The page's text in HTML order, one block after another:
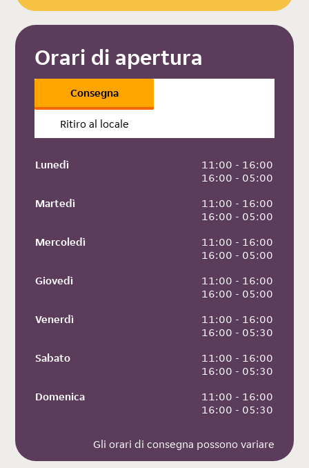
Orari di apertura
Consegna
Ritiro al locale
Lunedì
11:00 - 16:00
16:00 - 05:00
Martedì
11:00 - 16:00
16:00 - 05:00
Mercoledì
11:00 - 16:00
16:00 - 05:00
Giovedì
11:00 - 16:00
16:00 - 05:00
Venerdì
11:00 - 16:00
16:00 - 05:30
Sabato
11:00 - 16:00
16:00 - 05:30
Domenica
11:00 - 16:00
16:00 - 05:30
Gli orari di consegna possono variare